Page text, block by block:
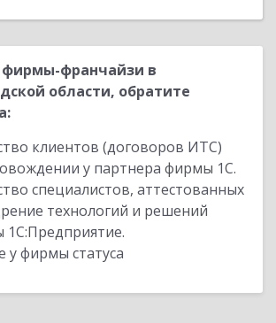
франчайзи в
области, обратите
клиентов (договоров ИТС)
у партнера фирмы 1С.
специалистов, аттестованных
технологий и решений
1С:Предприятие.
у фирмы статуса